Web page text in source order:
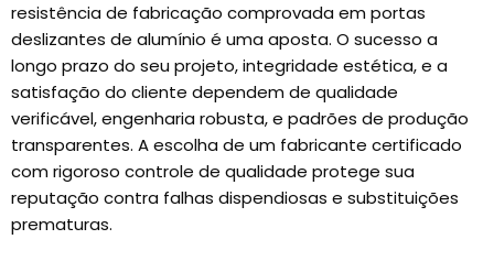
resistência de fabricação comprovada em portas
deslizantes de alumínio é uma aposta. O sucesso a
longo prazo do seu projeto, integridade estética, e a
satisfação do cliente dependem de qualidade
verificável, engenharia robusta, e padrões de produção
transparentes. A escolha de um fabricante certificado
com rigoroso controle de qualidade protege sua
reputação contra falhas dispendiosas e substituições
prematuras.